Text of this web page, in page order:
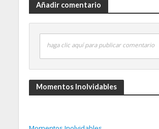
Añadir comentario
haga clic aquí para publicar comentario
Momentos Inolvidables